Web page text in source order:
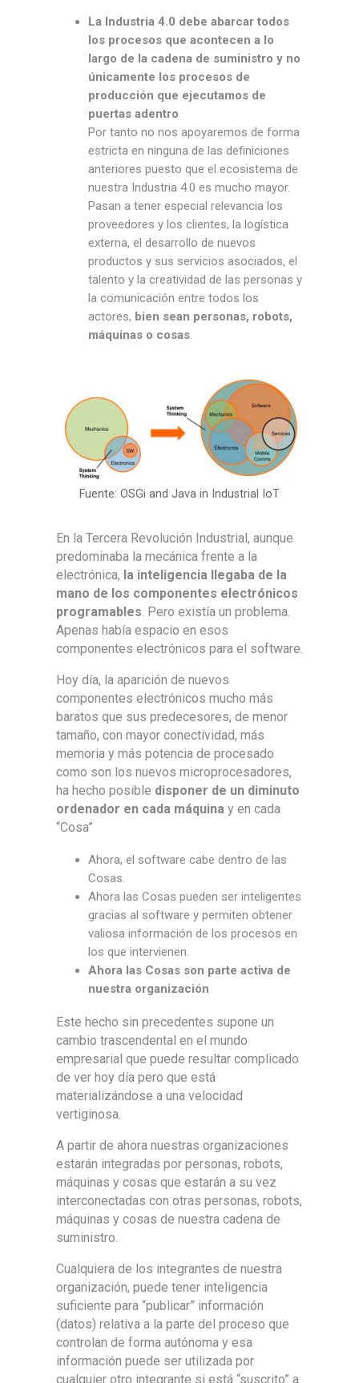
La Industria 4.0 debe abarcar todos
los procesos que acontecen a lo
largo de la cadena de suministro y no
únicamente los procesos de
producción que ejecutamos de
puertas adentro
Por tanto no nos apoyaremos de forma
estricta en ninguna de las definiciones
anteriores puesto que el ecosistema de
nuestra Industria 4.0 es mucho mayor.
Pasan a tener especial relevancia los
proveedores y los clientes, la logística
externa, el desarrollo de nuevos
productos y sus servicios asociados, el
talento y la creatividad de las personas y
la comunicación entre todos los
actores, bien sean personas, robots,
máquinas o cosas.
Fuente: OSGi and Java in Industrial IoT
En la Tercera Revolución Industrial, aunque
predominaba la mecánica frente a la
electrónica, la inteligencia llegaba de la
mano de los componentes electrónicos
programables. Pero existía un problema.
Apenas había espacio en esos
componentes electrónicos para el software.
Hoy día, la aparición de nuevos
componentes electrónicos mucho más
baratos que sus predecesores, de menor
tamaño, con mayor conectividad, más
memoria y más potencia de procesado
como son los nuevos microprocesadores,
ha hecho posible disponer de un diminuto
ordenador en cada máquina y en cada
“Cosa”
Ahora, el software cabe dentro de las
Cosas.
Ahora las Cosas pueden ser inteligentes
gracias al software y permiten obtener
valiosa información de los procesos en
los que intervienen.
Ahora las Cosas son parte activa de
nuestra organización
Este hecho sin precedentes supone un
cambio trascendental en el mundo
empresarial que puede resultar complicado
de ver hoy día pero que está
materializándose a una velocidad
vertiginosa.
A partir de ahora nuestras organizaciones
estarán integradas por personas, robots,
máquinas y cosas que estarán a su vez
interconectadas con otras personas, robots,
máquinas y cosas de nuestra cadena de
suministro.
Cualquiera de los integrantes de nuestra
organización, puede tener inteligencia
suficiente para “publicar” información
(datos) relativa a la parte del proceso que
controlan de forma autónoma y esa
información puede ser utilizada por
cualquier otro integrante si está “suscrito” a